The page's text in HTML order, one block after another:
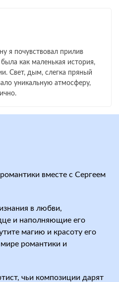
я почувствовал прилив
как маленькая история,
Свет, дым, слегка пряный
уникальную атмосферу,
вместе с Сергеем
в любви,
и наполняющие его
магию и красоту его
романтики и
чьи композиции дарят